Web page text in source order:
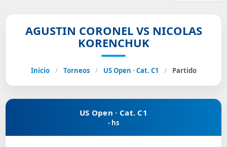
AGUSTIN CORONEL VS NICOLAS
KORENCHUK
Inicio / Torneos / US Open · Cat. C1 / Partido
US Open · Cat. C1
- hs